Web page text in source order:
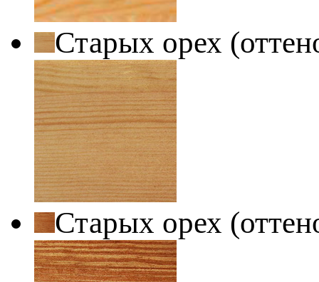
Старых орех
Старых орех